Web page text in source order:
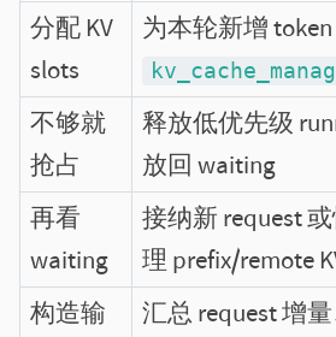
分配 KV
slots
为本轮新增 token
不够就
抢占
释放低优先级
放回 waiting
再看
waiting
接纳新 request
理 prefix/remote
构造输 汇总 request 增